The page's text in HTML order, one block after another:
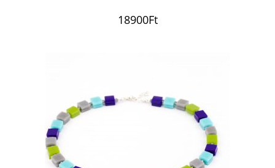
18900Ft